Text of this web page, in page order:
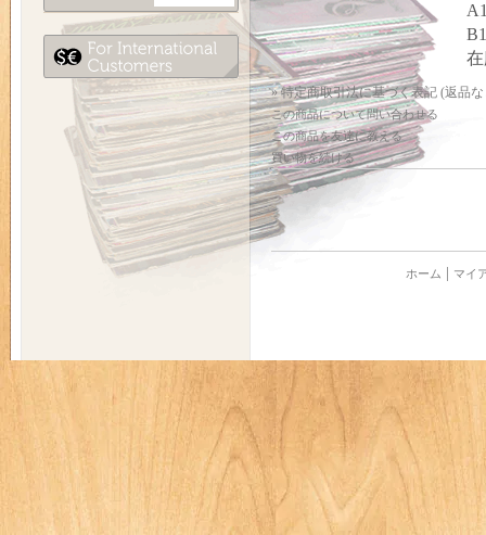
» 特定商取引法に基づく表記 (返品
この商品について問い合わせる
この商品を友達に教える
買い物を続ける
ホーム マイ